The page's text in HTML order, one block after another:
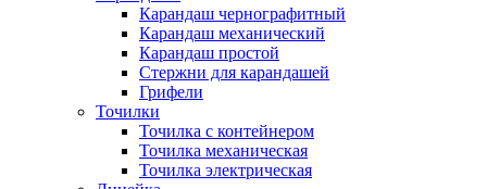
Карандаш чернографитный
Карандаш механический
Карандаш простой
Стержни для карандашей
Грифели
Точилки
Точилка с контейнером
Точилка механическая
Точилка электрическая